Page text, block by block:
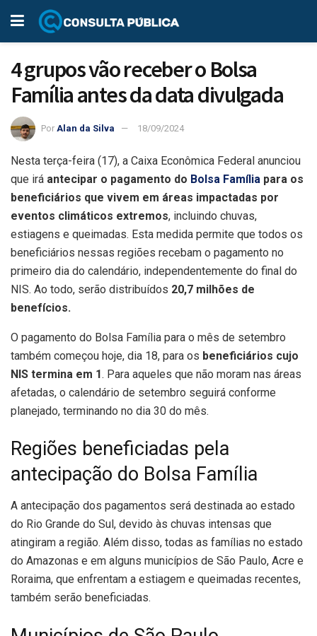
4 grupos vão receber o Bolsa
Família antes da data divulgada
Por Alan da Silva 18/09/2024
Nesta terça-feira (17), a Caixa Econômica Federal anunciou
que irá antecipar o pagamento do Bolsa Família para os
beneficiários que vivem em áreas impactadas por
eventos climáticos extremos, incluindo chuvas,
estiagens e queimadas. Esta medida permite que todos os
beneficiários nessas regiões recebam o pagamento no
primeiro dia do calendário, independentemente do final do
NIS. Ao todo, serão distribuídos 20,7 milhões de
benefícios.
O pagamento do Bolsa Família para o mês de setembro
também começou hoje, dia 18, para os beneficiários cujo
NIS termina em 1. Para aqueles que não moram nas áreas
afetadas, o calendário de setembro seguirá conforme
planejado, terminando no dia 30 do mês.
Regiões beneficiadas pela
antecipação do Bolsa Família
A antecipação dos pagamentos será destinada ao estado
do Rio Grande do Sul, devido às chuvas intensas que
atingiram a região. Além disso, todas as famílias no estado
do Amazonas e em alguns municípios de São Paulo, Acre e
Roraima, que enfrentam a estiagem e queimadas recentes,
também serão beneficiadas.